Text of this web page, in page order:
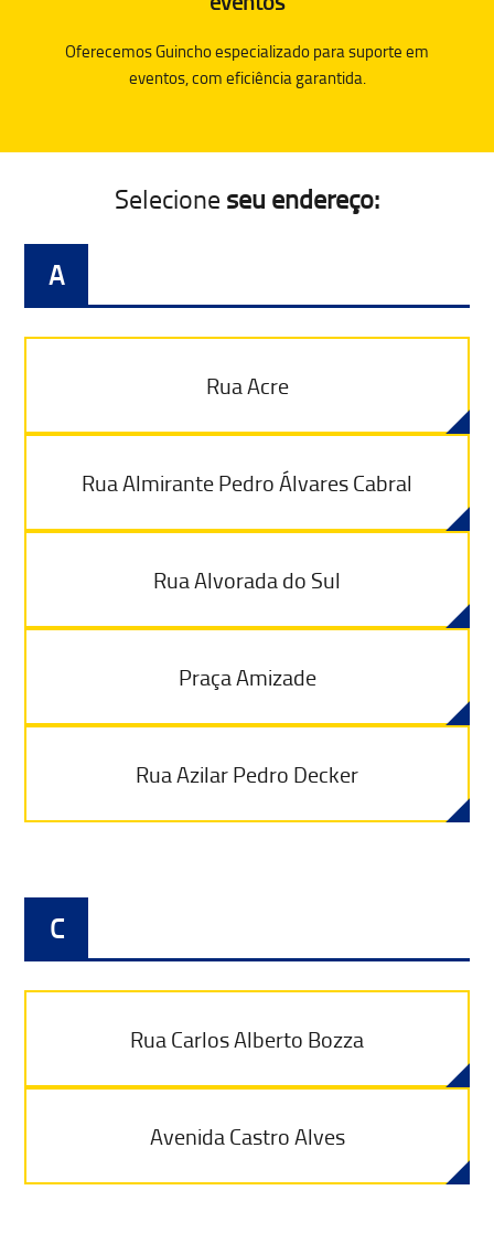
Oferecemos Guincho especializado para suporte em
eventos, com eficiência garantida.
Selecione seu endereço:
A
Rua Acre
Rua Almirante Pedro Álvares Cabral
Rua Alvorada do Sul
Praça Amizade
Rua Azilar Pedro Decker
C
Rua Carlos Alberto Bozza
Avenida Castro Alves